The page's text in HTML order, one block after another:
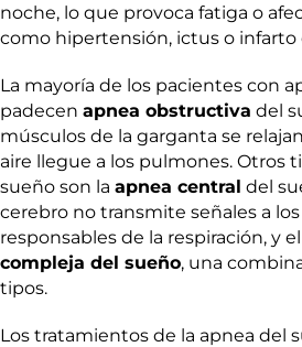
noche, lo que provoca fatiga o
como hipertensión, ictus o infarto
La mayoría de los pacientes con
padecen apnea obstructiva del
músculos de la garganta se
aire llegue a los pulmones. Otros
sueño son la apnea central del
cerebro no transmite señales a
responsables de la respiración, y el
compleja del sueño, una
tipos.
Los tratamientos de la apnea del